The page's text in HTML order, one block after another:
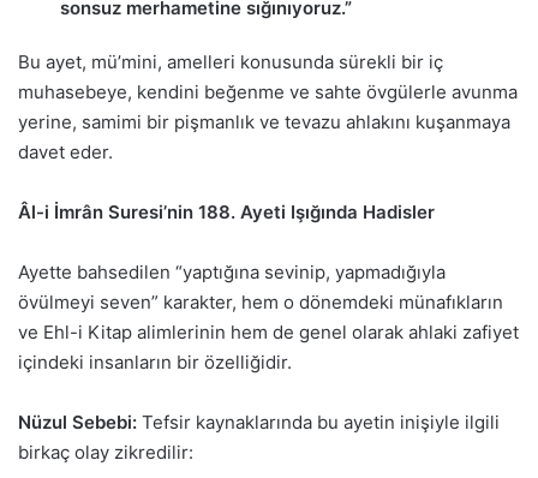
sonsuz merhametine sığınıyoruz.”
Bu ayet, mü’mini, amelleri konusunda sürekli bir iç
muhasebeye, kendini beğenme ve sahte övgülerle avunma
yerine, samimi bir pişmanlık ve tevazu ahlakını kuşanmaya
davet eder.
Âl-i İmrân Suresi’nin 188. Ayeti Işığında Hadisler
Ayette bahsedilen “yaptığına sevinip, yapmadığıyla
övülmeyi seven” karakter, hem o dönemdeki münafıkların
ve Ehl-i Kitap alimlerinin hem de genel olarak ahlaki zafiyet
içindeki insanların bir özelliğidir.
Nüzul Sebebi: Tefsir kaynaklarında bu ayetin inişiyle ilgili
birkaç olay zikredilir: